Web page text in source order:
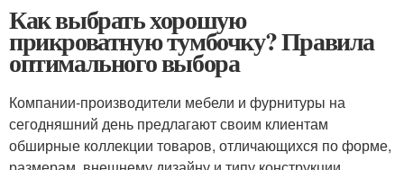
Как выбрать хорошую
прикроватную тумбочку? Правила
оптимального выбора
Компании-производители мебели и фурнитуры на
сегодняшний день предлагают своим клиентам
обширные коллекции товаров, отличающихся по форме,